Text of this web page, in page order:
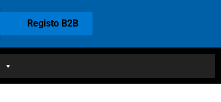
Registo B2B